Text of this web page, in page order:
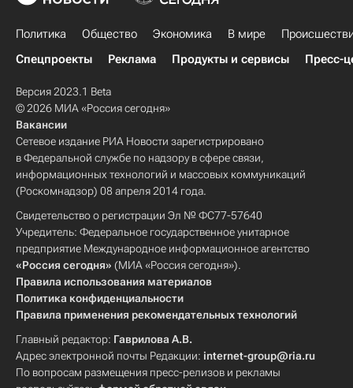
Политика Общество Экономика В мире
Спецпроекты
Реклама Продукты и сервисы Пресс-
Версия 2023.1 Beta
© 2026 МИА «Россия сегодня»
Вакансии
Сетевое издание РИА Новости зарегистрировано
в Федеральной службе по надзору в сфере связи,
информационных технологий и массовых коммуникаций
(Роскомнадзор) 08 апреля 2014 года.
Свидетельство о регистрации Эл № ФС77-57640
Учредитель: Федеральное государственное унитарное
предприятие Международное информационное агентство
«Россия сегодня» (МИА «Россия сегодня»).
Правила использования материалов
Политика конфиденциальности
Правила применения рекомендательных технологий
Главный редактор: Гаврилова А.В.
Адрес электронной почты Редакции: internet-group@ria.ru
По вопросам размещения пресс-релизов и рекламы